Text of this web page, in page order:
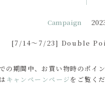
Campaign
[7/14～7/23] Double
期間中、お買い物時のポイ
キャンペーンページをご覧くだ